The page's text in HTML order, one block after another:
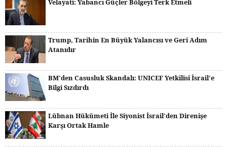
Velayati: Yabancı Güçler Bölgeyi Terk Etmeli
Trump, Tarihin En Büyük Yalancısı ve Geri Adım
Atanıdır
BM'den Casusluk Skandalı: UNICEF Yetkilisi İsrail'e
Bilgi Sızdırdı
Lübnan Hükümeti İle Siyonist İsrail'den Direnişe
Karşı Ortak Hamle